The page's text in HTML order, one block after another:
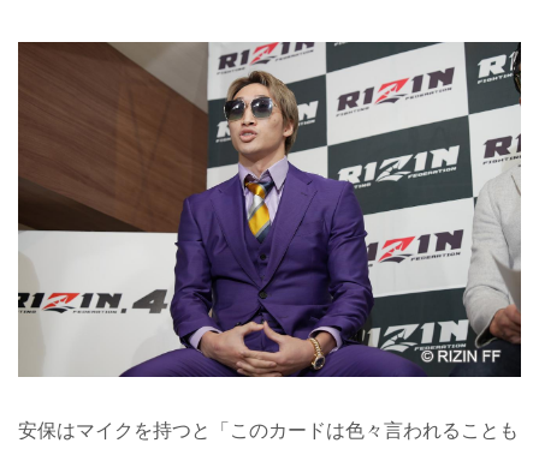
安保はマイクを持つと「このカードは色々言われることも